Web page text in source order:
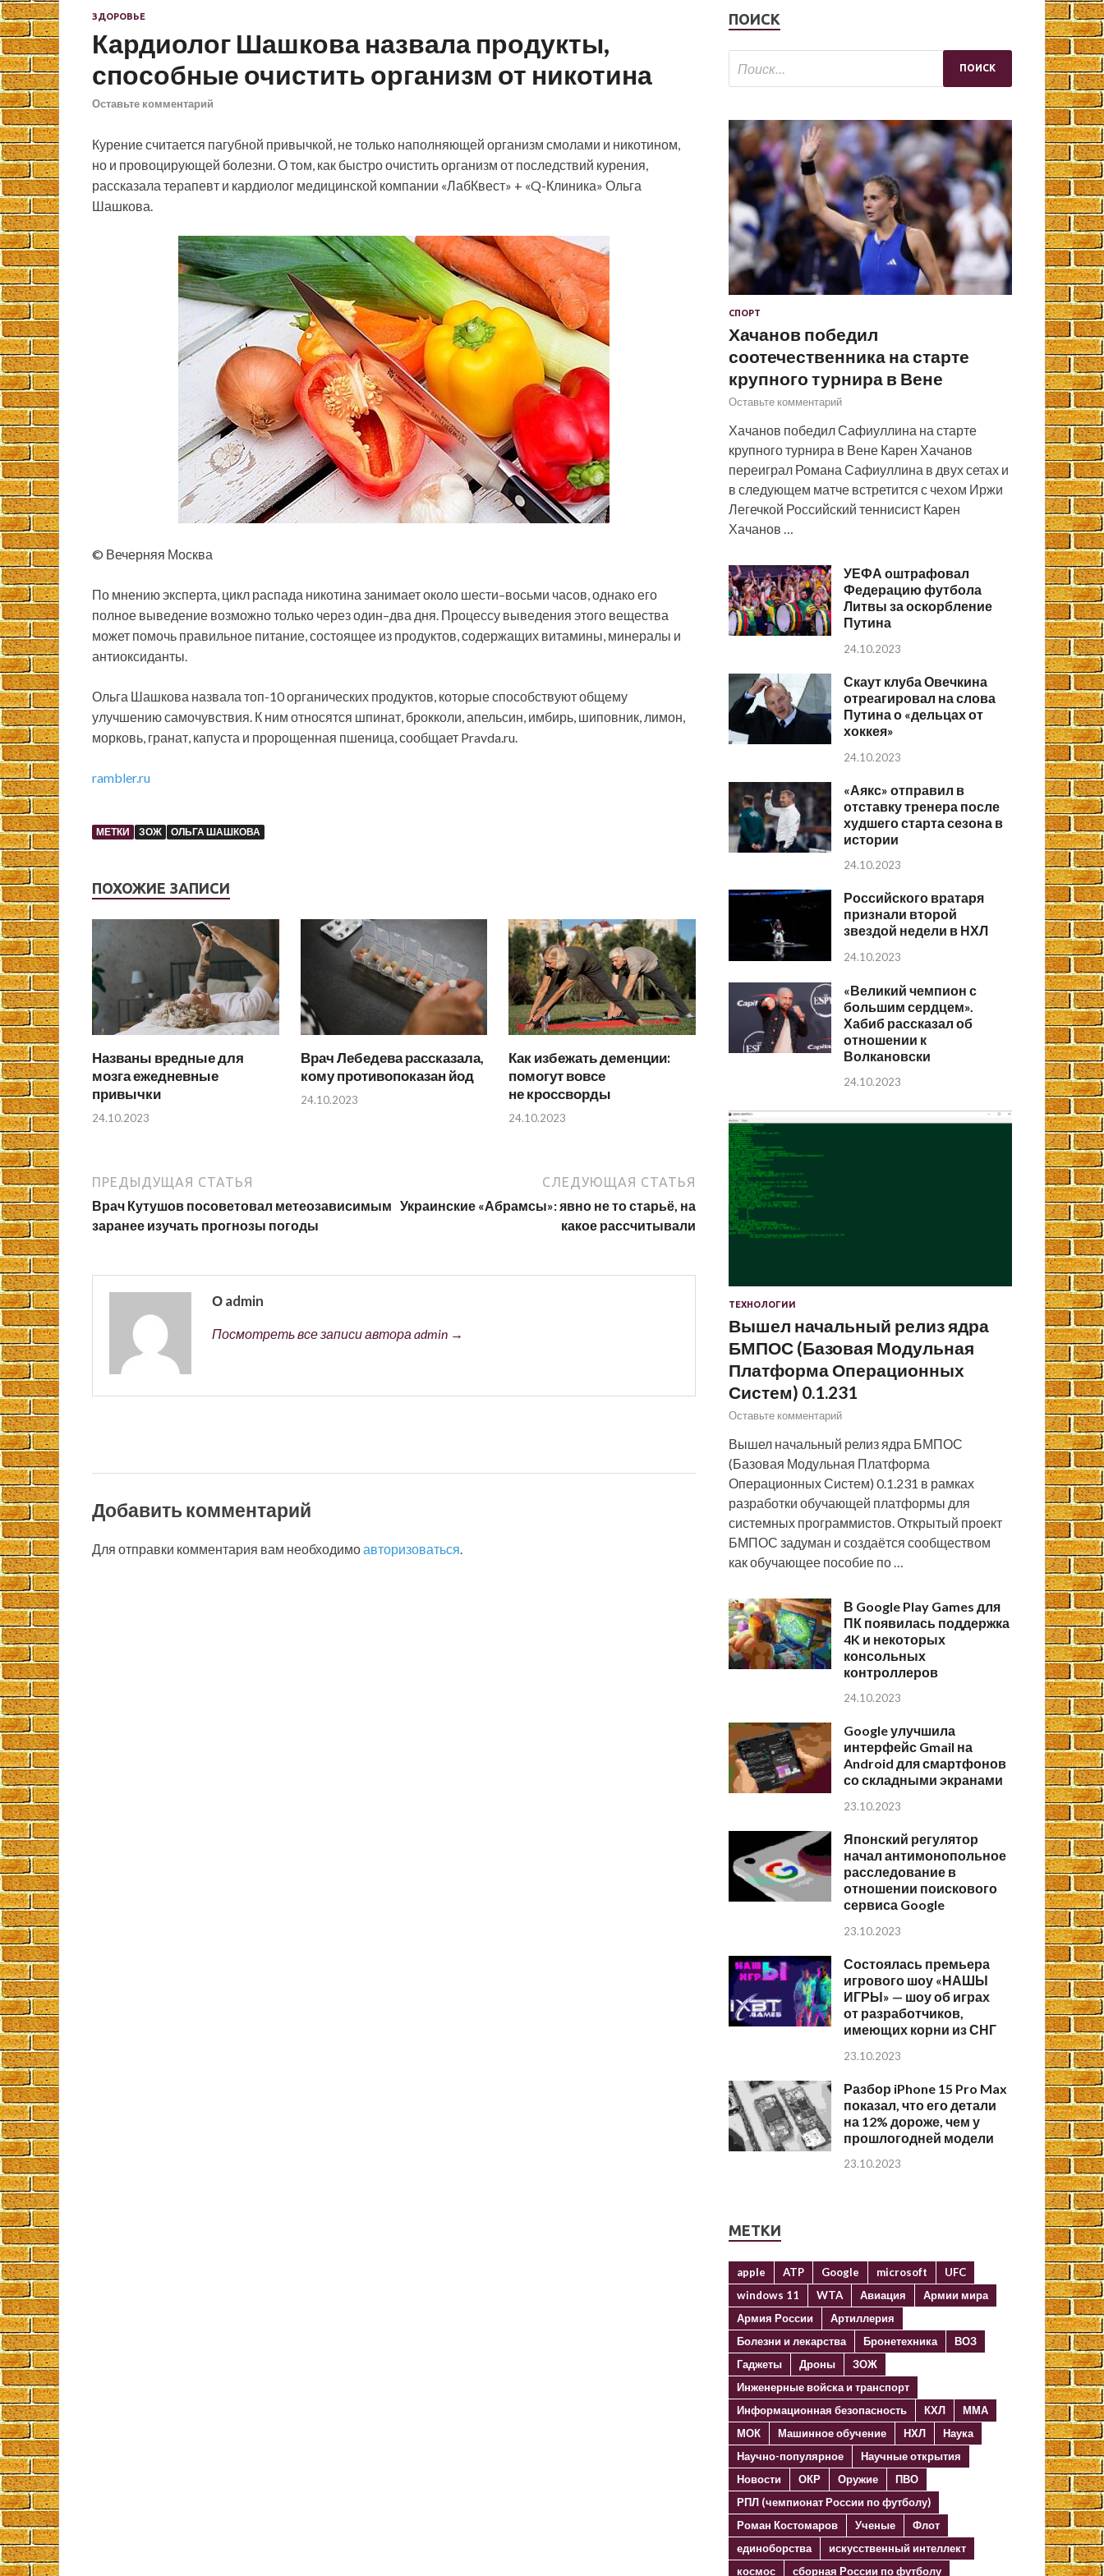
ЗДОРОВЬЕ
Кардиолог Шашкова назвала продукты,
способные очистить организм от никотина
Оставьте комментарий
Курение считается пагубной привычкой, не только наполняющей организм смолами и никотином,
но и провоцирующей болезни. О том, как быстро очистить организм от последствий курения,
рассказала терапевт и кардиолог медицинской компании «ЛабКвест» + «Q-Клиника» Ольга
Шашкова.
© Вечерняя Москва
По мнению эксперта, цикл распада никотина занимает около шести–восьми часов, однако его
полное выведение возможно только через один–два дня. Процессу выведения этого вещества
может помочь правильное питание, состоящее из продуктов, содержащих витамины, минералы и
антиоксиданты.
Ольга Шашкова назвала топ-10 органических продуктов, которые способствуют общему
улучшению самочувствия. К ним относятся шпинат, брокколи, апельсин, имбирь, шиповник, лимон,
морковь, гранат, капуста и пророщенная пшеница, сообщает Pravda.ru.
rambler.ru
МЕТКИ ЗОЖ ОЛЬГА ШАШКОВА
ПОХОЖИЕ ЗАПИСИ
Названы вредные для
мозга ежедневные
привычки
24.10.2023
Врач Лебедева рассказала,
кому противопоказан йод
24.10.2023
Как избежать деменции:
помогут вовсе
не кроссворды
24.10.2023
ПРЕДЫДУЩАЯ СТАТЬЯ
Врач Кутушов посоветовал метеозависимым
заранее изучать прогнозы погоды
СЛЕДУЮЩАЯ СТАТЬЯ
Украинские «Абрамсы»: явно не то старьё, на
какое рассчитывали
О admin
Посмотреть все записи автора admin →
Добавить комментарий
Для отправки комментария вам необходимоавторизоваться.
ПОИСК
СПОРТ
Хачанов победил
соотечественника на старте
крупного турнира в Вене
Оставьте комментарий
Хачанов победил Сафиуллина на старте
крупного турнира в Вене Карен Хачанов
переиграл Романа Сафиуллина в двух сетах и
в следующем матче встретится с чехом Иржи
Легечкой Российский теннисист Карен
Хачанов …
УЕФА оштрафовал
Федерацию футбола
Литвы за оскорбление
Путина
24.10.2023
Скаут клуба Овечкина
отреагировал на слова
Путина о «дельцах от
хоккея»
24.10.2023
«Аякс» отправил в
отставку тренера после
худшего старта сезона в
истории
24.10.2023
Российского вратаря
признали второй
звездой недели в НХЛ
24.10.2023
«Великий чемпион с
большим сердцем».
Хабиб рассказал об
отношении к
Волкановски
24.10.2023
ТЕХНОЛОГИИ
Вышел начальный релиз ядра
БМПОС (Базовая Модульная
Платформа Операционных
Систем) 0.1.231
Оставьте комментарий
Вышел начальный релиз ядра БМПОС
(Базовая Модульная Платформа
Операционных Систем) 0.1.231 в рамках
разработки обучающей платформы для
системных программистов. Открытый проект
БМПОС задуман и создаётся сообществом
как обучающее пособие по …
В Google Play Games для
ПК появилась поддержка
4K и некоторых
консольных
контроллеров
24.10.2023
Google улучшила
интерфейс Gmail на
Android для смартфонов
со складными экранами
23.10.2023
Японский регулятор
начал антимонопольное
расследование в
отношении поискового
сервиса Google
23.10.2023
Состоялась премьера
игрового шоу «НАШЫ
ИГРЫ» — шоу об играх
от разработчиков,
имеющих корни из СНГ
23.10.2023
Разбор iPhone 15 Pro Max
показал, что его детали
на 12% дороже, чем у
прошлогодней модели
23.10.2023
МЕТКИ
apple ATP Google microsoft
UFC
windows 11
WTA Авиация
Армии мира
Армия России
Артиллерия
Болезни и лекарства
Бронетехника
ВОЗ
Гаджеты
Дроны
ЗОЖ
Инженерные войска и транспорт
Информационная безопасность
КХЛ
ММА
МОК
Машинное обучение НХЛ
Наука
Научно-популярное
Научные открытия
Новости
ОКР Оружие
ПВО
РПЛ (чемпионат России по футболу)
Роман Костомаров
Ученые
Флот
единоборства
искусственный интеллект
космос
сборная России по футболу